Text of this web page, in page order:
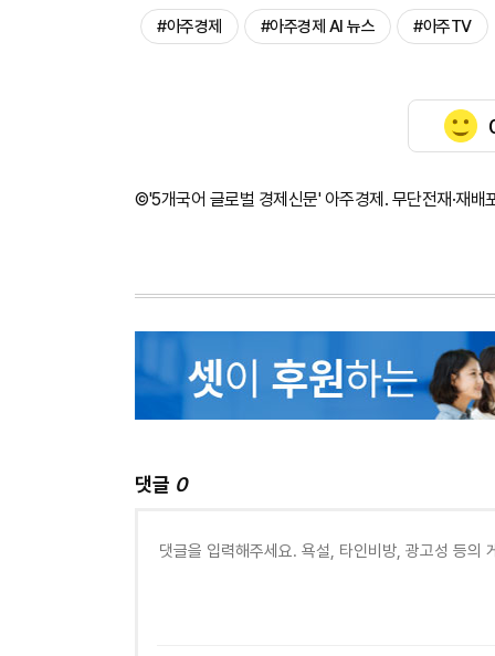
#아주경제 #아주경제 AI 뉴스 #아주TV
©'5개국어 글로벌 경제신문' 아주경제. 무단전재·재배
댓글 0